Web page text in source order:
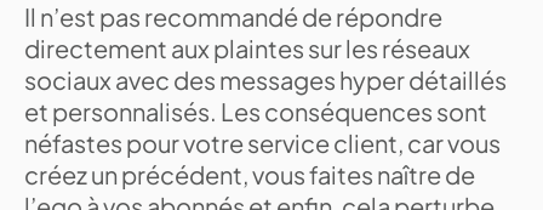
Il n’est pas recommandé de répondre
directement aux plaintes sur les réseaux
sociaux avec des messages hyper détaillés
et personnalisés. Les conséquences sont
néfastes pour votre service client, car vous
créez un précédent, vous faites naître de